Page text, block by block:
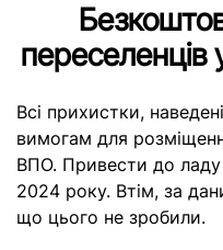
переселенців
Всі прихистки,
вимогам для
ВПО. Привести до ладу
2024 року. Втім, за
що цього не зробили.